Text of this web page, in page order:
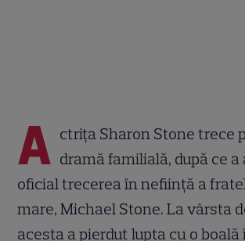
A ctrița Sharon Stone trece
dramă familială, după ce
oficial trecerea în neființă a
mare, Michael Stone. La vârsta
acesta a pierdut lupta cu o